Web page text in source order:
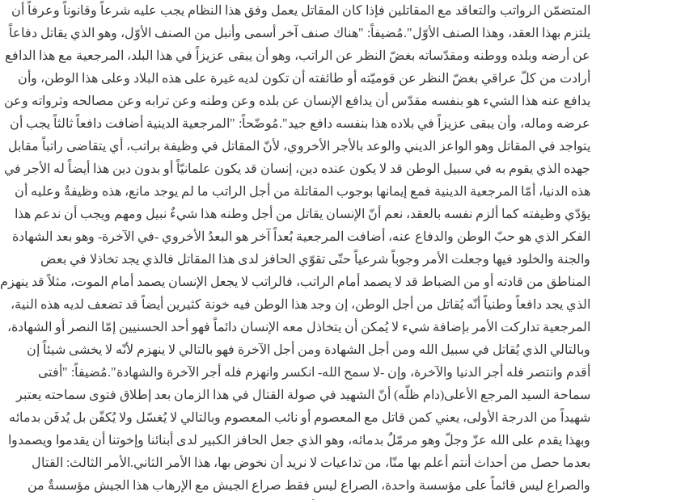
المتضمّن الرواتب والتعاقد مع المقاتلين فإذا كان المقاتل يعمل وفق هذا النظام يجب عليه شرعاً وقانوناً وعرفاً أن
يلتزم بهذا العقد، وهذا الصنف الأوّل".مُضيفاً: "هناك صنف آخر أسمى وأنبل من الصنف الأوّل، وهو الذي يقاتل دفاعاً
عن أرضه وبلده ووطنه ومقدّساته بغضّ النظر عن الراتب، وهو أن يبقى عزيزاً في هذا البلد، المرجعية مع هذا الدافع
أرادت من كلّ عراقي بغضّ النظر عن قوميّته أو طائفته أن تكون لديه غيرة على هذه البلاد وعلى هذا الوطن، وأن
يدافع عنه هذا الشيء هو بنفسه مقدّس أن يدافع الإنسان عن بلده وعن وطنه وعن ترابه وعن مصالحه وثرواته وعن
عرضه وماله، وأن يبقى عزيزاً في بلاده هذا بنفسه دافع جيد".مُوضّحاً: "المرجعية الدينية أضافت دافعاً ثالثاً يجب أن
يتواجد في المقاتل وهو الواعز الديني والوعد بالأجر الأخروي، لأنّ المقاتل في وظيفة براتب، أي يتقاضى راتباً مقابل
جهده الذي يقوم به في سبيل الوطن قد لا يكون عنده دين، إنسان قد يكون علمانيّاً أو بدون دين هذا أيضاً له الأجر في
هذه الدنيا، أمّا المرجعية الدينية فمع إيمانها بوجوب المقاتلة من أجل الراتب ما لم يوجد مانع، هذه وظيفةٌ وعليه أن
يؤدّي وظيفته كما ألزم نفسه بالعقد، نعم أنّ الإنسان يقاتل من أجل وطنه هذا شيءٌ نبيل ومهم ويجب أن ندعم هذا
الفكر الذي هو حبّ الوطن والدفاع عنه، أضافت المرجعية بُعداً آخر هو البعدُ الأخروي -في الآخرة- وهو بعد الشهادة
والجنة والخلود فيها وجعلت الأمر وجوباً شرعياً حتّى تقوّي الحافز لدى هذا المقاتل فالذي يجد تخاذلا في بعض
المناطق من قادته أو من الضباط قد لا يصمد أمام الراتب، فالراتب لا يجعل الإنسان يصمد أمام الموت، مثلاً قد ينهزم
الذي يجد دافعاً وطنياً أنّه يُقاتل من أجل الوطن، إن وجد هذا الوطن فيه خونة كثيرين أيضاً قد تضعف لديه هذه النية،
المرجعية تداركت الأمر بإضافة شيء لا يُمكن أن يتخاذل معه الإنسان دائماً فهو أحد الحسنيين إمّا النصر أو الشهادة،
وبالتالي الذي يُقاتل في سبيل الله ومن أجل الشهادة ومن أجل الآخرة فهو بالتالي لا ينهزم لأنّه لا يخشى شيئاً إن
أقدم وانتصر فله أجر الدنيا والآخرة، وإن -لا سمح الله- انكسر وانهزم فله أجر الآخرة والشهادة".مُضيفاً: "أفتى
سماحة السيد المرجع الأعلى(دام ظلّه) أنّ الشهيد في صولة القتال في هذا الزمان بعد إطلاق فتوى سماحته يعتبر
شهيداً من الدرجة الأولى، يعني كمن قاتل مع المعصوم أو نائب المعصوم وبالتالي لا يُغسّل ولا يُكفّن بل يُدفَن بدمائه
وبهذا يقدم على الله عزّ وجلّ وهو مرمّلٌ بدمائه، وهو الذي جعل الحافز الكبير لدى أبنائنا وإخوتنا أن يقدموا ويصمدوا
بعدما حصل من أحداث أنتم أعلم بها منّا، من تداعيات لا نريد أن نخوض بها، هذا الأمر الثاني.الأمر الثالث: القتال
والصراع ليس قائماً على مؤسسة واحدة، الصراع ليس فقط صراع الجيش مع الإرهاب هذا الجيش مؤسسةٌ من